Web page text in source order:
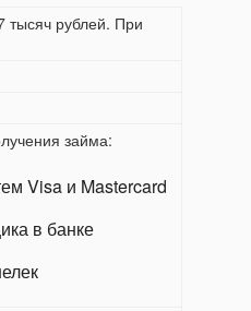
тысяч рублей. При
займа:
Visa и Mastercard
в банке